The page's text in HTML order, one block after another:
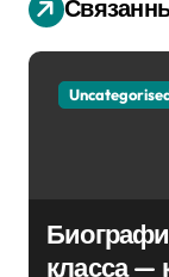
я
класса —